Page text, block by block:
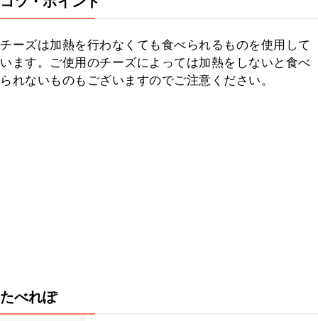
チーズは加熱を行わなくても食べられるものを使用して
います。ご使用のチーズによっては加熱をしないと食べ
られないものもございますのでご注意ください。
たべれぽ